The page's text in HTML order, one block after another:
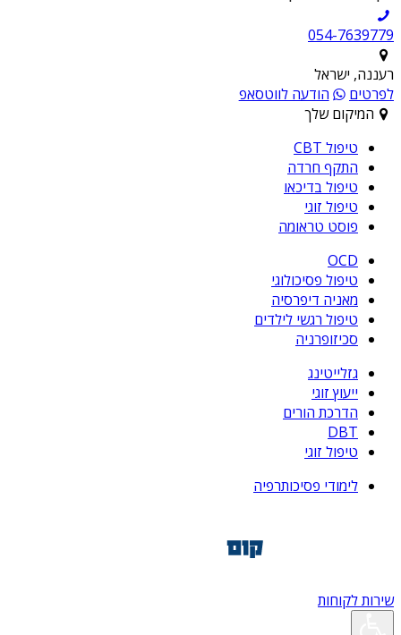
054-7639779
רעננה, ישראל
לפרטים
הודעה לווטסאפ
המיקום שלך
טיפול CBT
התקף חרדה
טיפול בדיכאו
טיפול זוגי
פוסט טראומה
OCD
טיפול פסיכולוגי
מאניה דיפרסיה
טיפול רגשי לילדים
סכיזופרניה
גזלייטינג
ייעוץ זוגי
הדרכת הורים
DBT
טיפול זוגי
לימודי פסיכותרפיה
שירות לקוחות